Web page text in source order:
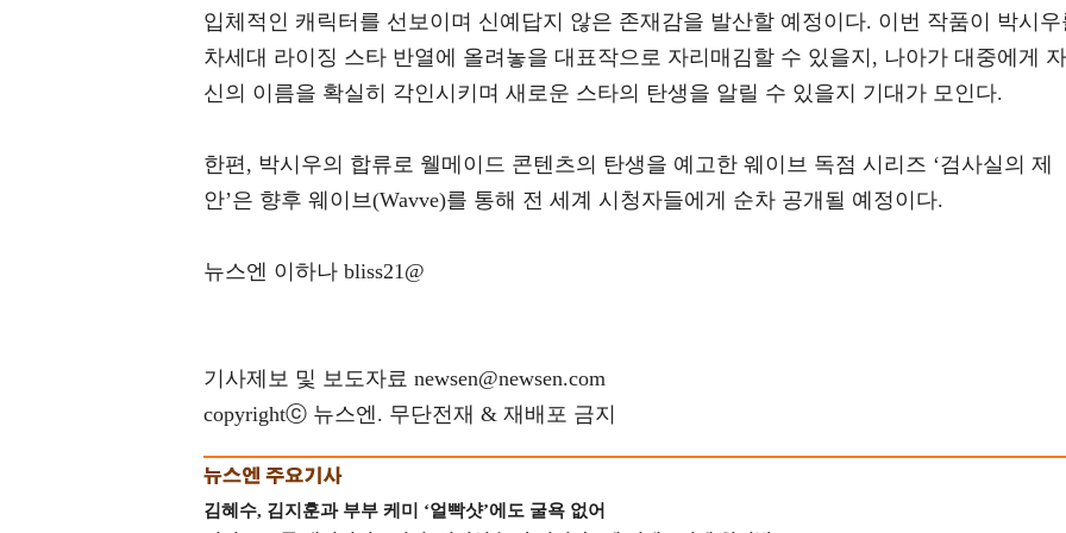
입체적인 캐릭터를 선보이며 신예답지 않은 존재감을 발산할 예정이다. 이번 작품이 박시우
차세대 라이징 스타 반열에 올려놓을 대표작으로 자리매김할 수 있을지, 나아가 대중에게 자
신의 이름을 확실히 각인시키며 새로운 스타의 탄생을 알릴 수 있을지 기대가 모인다.
한편, 박시우의 합류로 웰메이드 콘텐츠의 탄생을 예고한 웨이브 독점 시리즈 ‘검사실의 제
안’은 향후 웨이브(Wavve)를 통해 전 세계 시청자들에게 순차 공개될 예정이다.
뉴스엔 이하나 bliss21@
기사제보 및 보도자료 newsen@newsen.com
copyrightⓒ 뉴스엔. 무단전재 & 재배포 금지
김혜수, 김지훈과 부부 케미 ‘얼빡샷’에도 굴욕 없어